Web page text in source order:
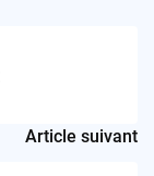
Article suivant